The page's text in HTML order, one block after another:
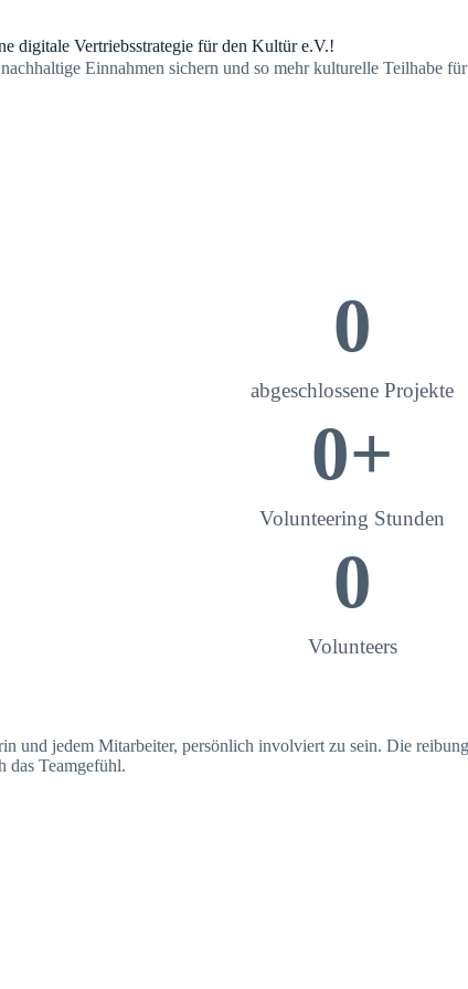
digitale Vertriebsstrategie für den Kultür e.V.!
Einnahmen sichern und so mehr kulturelle Teilhabe
abgeschlossene Projekte
0
Volunteering Stunden
0+
Volunteers
0
und jedem Mitarbeiter, persönlich involviert zu sein. Die
das Teamgefühl.